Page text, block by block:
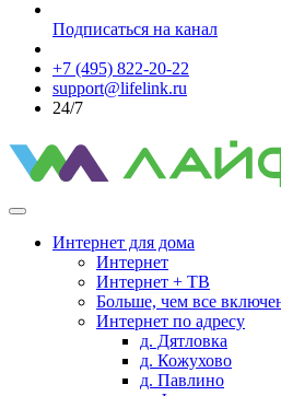
Подписаться на канал
+7 (495) 822-20-22
support@lifelink.ru
24/7
Интернет для дома
Интернет
Интернет + ТВ
Больше, чем все
Интернет по адресу
д. Дятловка
д. Кожухово
д. Павлино